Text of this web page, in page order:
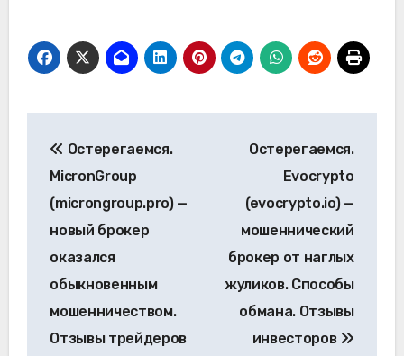
по
записям
Остерегаемся.
MicronGroup
(microngroup.pro) —
новый брокер
оказался
обыкновенным
мошенничеством.
Отзывы трейдеров
Остерегаемся.
Evocrypto
(evocrypto.io) —
мошеннический
брокер от наглых
жуликов. Способы
обмана. Отзывы
инвесторов